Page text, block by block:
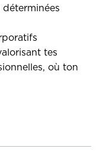
tes
où ton